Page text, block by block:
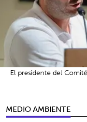
MEDIO AMBIENTE
El presidente del